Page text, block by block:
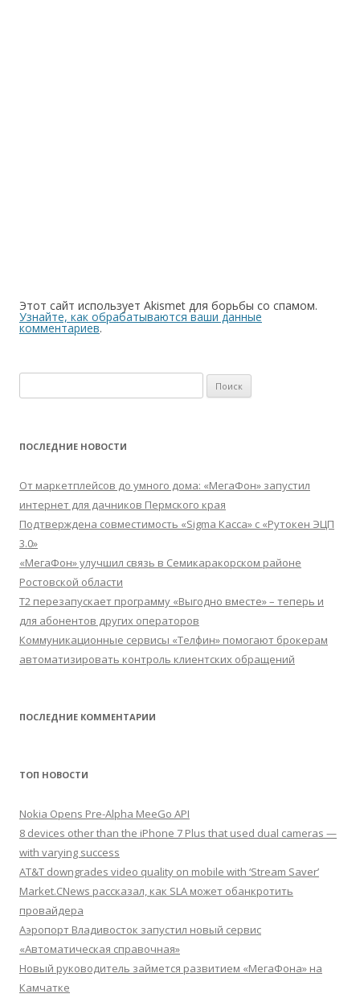
Этот сайт использует Akismet для борьбы со спамом.
Узнайте, как обрабатываются ваши данные
комментариев.
ПОСЛЕДНИЕ НОВОСТИ
От маркетплейсов до умного дома: «МегаФон» запустил
интернет для дачников Пермского края
Подтверждена совместимость «Sigma Касса» с «Рутокен ЭЦП
3.0»
«МегаФон» улучшил связь в Семикаракорском районе
Ростовской области
Т2 перезапускает программу «Выгодно вместе» – теперь и
для абонентов других операторов
Коммуникационные сервисы «Телфин» помогают брокерам
автоматизировать контроль клиентских обращений
ПОСЛЕДНИЕ КОММЕНТАРИИ
ТОП НОВОСТИ
Nokia Opens Pre-Alpha MeeGo API
8 devices other than the iPhone 7 Plus that used dual cameras —
with varying success
AT&T downgrades video quality on mobile with ‘Stream Saver’
Market.CNews рассказал, как SLA может обанкротить
провайдера
Аэропорт Владивосток запустил новый сервис
«Автоматическая справочная»
Новый руководитель займется развитием «МегаФона» на
Камчатке